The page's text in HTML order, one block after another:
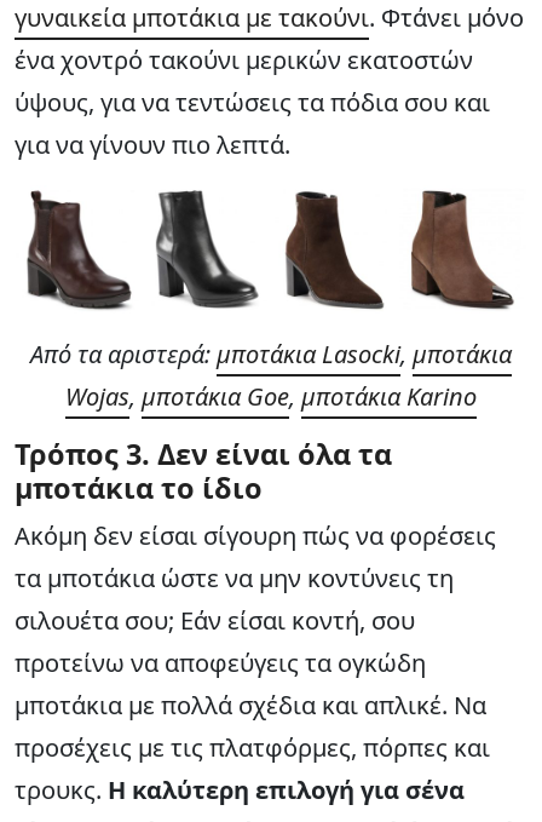
γυναικεία μποτάκια με τακούνι. Φτάνει μόνο
ένα χοντρό τακούνι μερικών εκατοστών
ύψους, για να τεντώσεις τα πόδια σου και
για να γίνουν πιο λεπτά.
Από τα αριστερά:μποτάκια Lasocki, μποτάκια
Wojas, μποτάκια Goe, μποτάκια Karino
Τρόπος3. Δεν είναι όλα τα
μποτάκια το ίδιο
Ακόμη δεν είσαι σίγουρη πώς να φορέσεις
τα μποτάκια ώστε να μην κοντύνεις τη
σιλουέτα σου; Εάν είσαι κοντή, σου
προτείνω να αποφεύγεις τα ογκώδη
μποτάκια με πολλά σχέδια και απλικέ. Να
προσέχεις με τις πλατφόρμες, πόρπες και
τρουκς. Η καλύτερη επιλογή για σένα